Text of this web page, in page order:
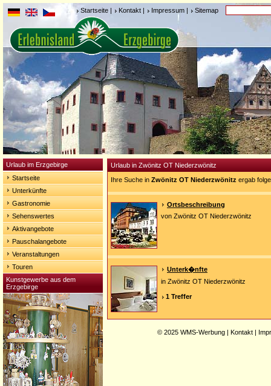
Startseite | Kontakt | Impressum | Sitemap
Urlaub im Erzgebirge
Startseite
Unterkünfte
Gastronomie
Sehenswertes
Aktivangebote
Pauschalangebote
Veranstaltungen
Touren
Kunstgewerbe aus dem
Erzgebirge
Urlaub in Zwönitz OT Niederzwönitz
Ihre Suche in Zwönitz OT Niederzwönitz ergab
Ortsbeschreibung
von Zwönitz OT Niederzwönitz
Unterk�nfte
in Zwönitz OT Niederzwönitz
1 Treffer
© 2025 WMS-Werbung | Kontakt |